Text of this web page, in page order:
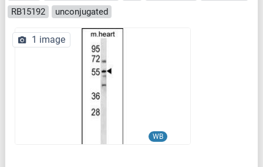
RB15192
unconjugated
WB
1 image